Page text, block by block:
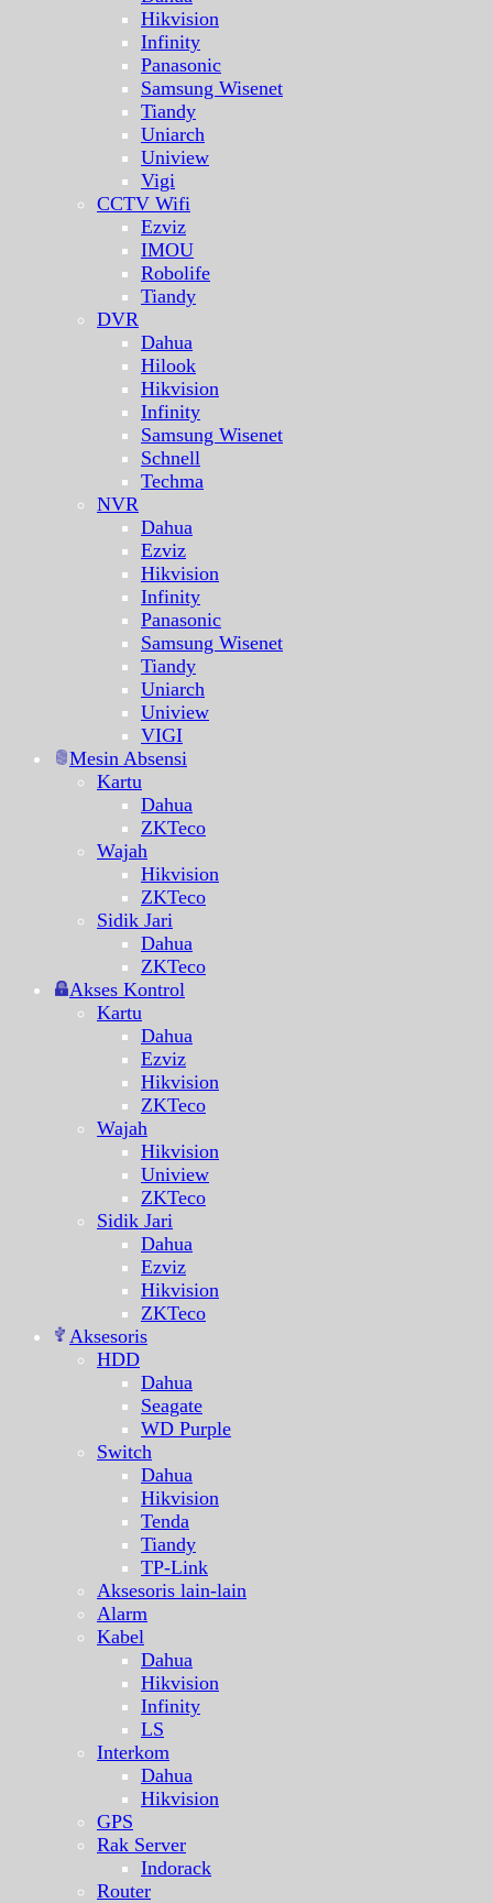
Hikvision
Infinity
Panasonic
Samsung Wisenet
Tiandy
Uniarch
Uniview
Vigi
CCTV Wifi
Ezviz
IMOU
Robolife
Tiandy
DVR
Dahua
Hilook
Hikvision
Infinity
Samsung Wisenet
Schnell
Techma
NVR
Dahua
Ezviz
Hikvision
Infinity
Panasonic
Samsung Wisenet
Tiandy
Uniarch
Uniview
VIGI
Mesin Absensi
Kartu
Dahua
ZKTeco
Wajah
Hikvision
ZKTeco
Sidik Jari
Dahua
ZKTeco
Akses Kontrol
Kartu
Dahua
Ezviz
Hikvision
ZKTeco
Wajah
Hikvision
Uniview
ZKTeco
Sidik Jari
Dahua
Ezviz
Hikvision
ZKTeco
Aksesoris
HDD
Dahua
Seagate
WD Purple
Switch
Dahua
Hikvision
Tenda
Tiandy
TP-Link
Aksesoris lain-lain
Alarm
Kabel
Dahua
Hikvision
Infinity
LS
Interkom
Dahua
Hikvision
GPS
Rak Server
Indorack
Router